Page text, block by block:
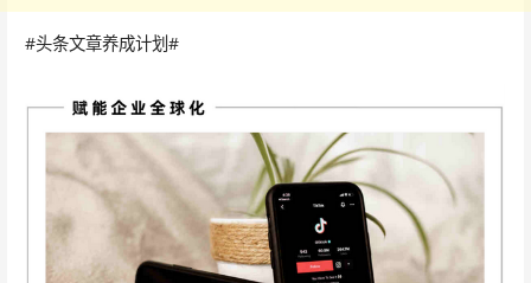
#头条文章养成计划#